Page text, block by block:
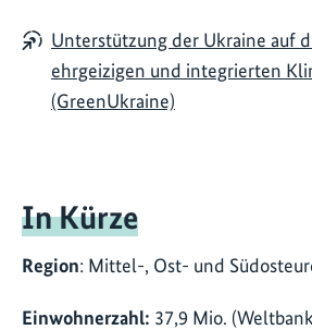
Unterstützung der Ukraine auf
ehrgeizigen und integrierten
(GreenUkraine)
In Kürze
Region: Mittel-, Ost- und
Einwohnerzahl: 37,9 Mio.